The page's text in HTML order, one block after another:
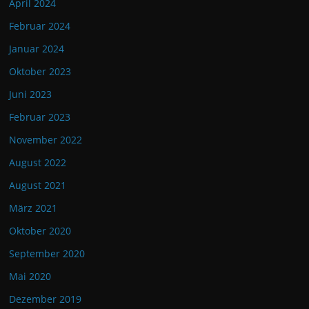
April 2024
Februar 2024
Januar 2024
Oktober 2023
Juni 2023
Februar 2023
November 2022
August 2022
August 2021
März 2021
Oktober 2020
September 2020
Mai 2020
Dezember 2019